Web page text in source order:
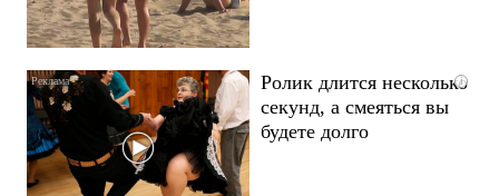
i
Ролик длится несколько
секунд, а смеяться вы
будете долго